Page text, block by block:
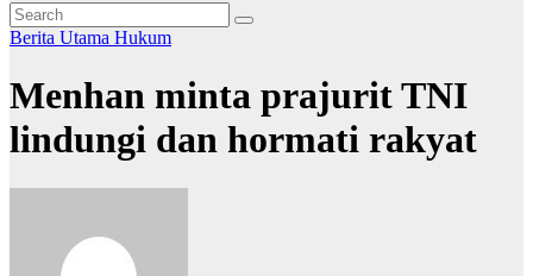
Berita Utama Hukum
Menhan minta prajurit TNI
lindungi dan hormati rakyat